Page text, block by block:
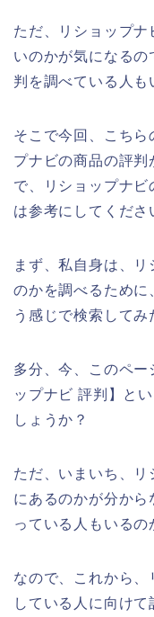
ただ、リショップ
いのかが気になる
判を調べている人も
そこで今回、こちら
プナビの商品の評
で、リショップナ
は参考にしてくださ
まず、私自身は、
のかを調べるため
う感じで検索してみ
多分、今、このペー
ップナビ 評判】と
しょうか？
ただ、いまいち、リ
にあるのかが分か
っている人もいるの
なので、これから
している人に向け